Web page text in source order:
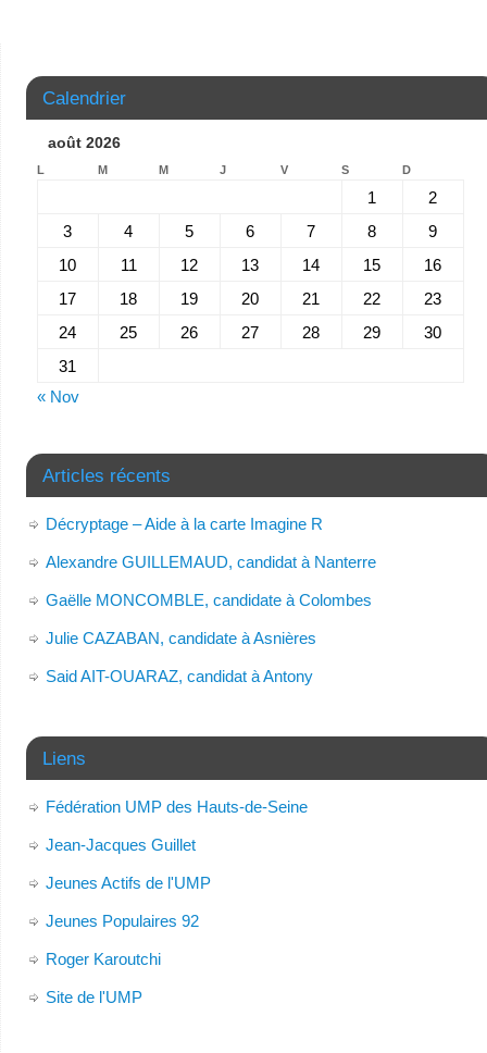
Calendrier
août 2026
L M M J V S D
1
2
3
4 5 6 7 8
9
10
11 12 13 14 15
16
17
18 19 20 21 22
23
24
25 26 27 28 29
30
31
« Nov
Articles récents
Décryptage – Aide à la carte Imagine R
Alexandre GUILLEMAUD, candidat à Nanterre
Gaëlle MONCOMBLE, candidate à Colombes
Julie CAZABAN, candidate à Asnières
Said AIT-OUARAZ, candidat à Antony
Liens
Fédération UMP des Hauts-de-Seine
Jean-Jacques Guillet
Jeunes Actifs de l'UMP
Jeunes Populaires 92
Roger Karoutchi
Site de l'UMP